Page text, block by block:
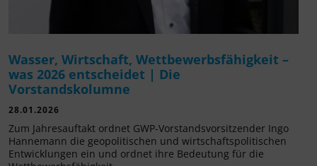
Wasser, Wirtschaft, Wettbewerbsfähigkeit –
was 2026 entscheidet | Die
Vorstandskolumne
28.01.2026
Zum Jahresauftakt ordnet GWP-Vorstandsvorsitzender Ingo
Hannemann die geopolitischen und wirtschaftspolitischen
Entwicklungen ein und ordnet ihre Bedeutung für die